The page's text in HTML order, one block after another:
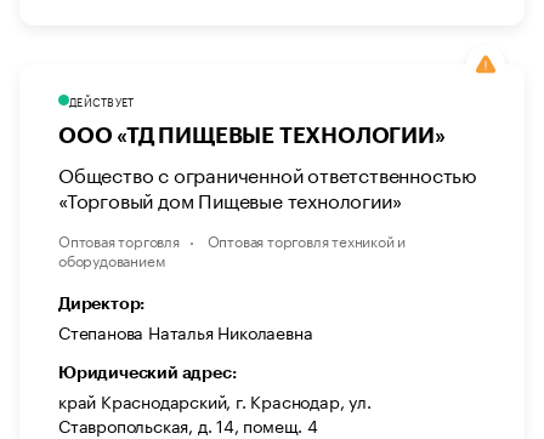
ДЕЙСТВУЕТ
ООО «ТД ПИЩЕВЫЕ ТЕХНОЛОГИИ»
Общество с ограниченной ответственностью
«Торговый дом Пищевые технологии»
Оптовая торговля
Оптовая торговля техникой и
оборудованием
Директор:
Степанова Наталья Николаевна
Юридический адрес:
край Краснодарский, г. Краснодар, ул.
Ставропольская, д. 14, помещ. 4